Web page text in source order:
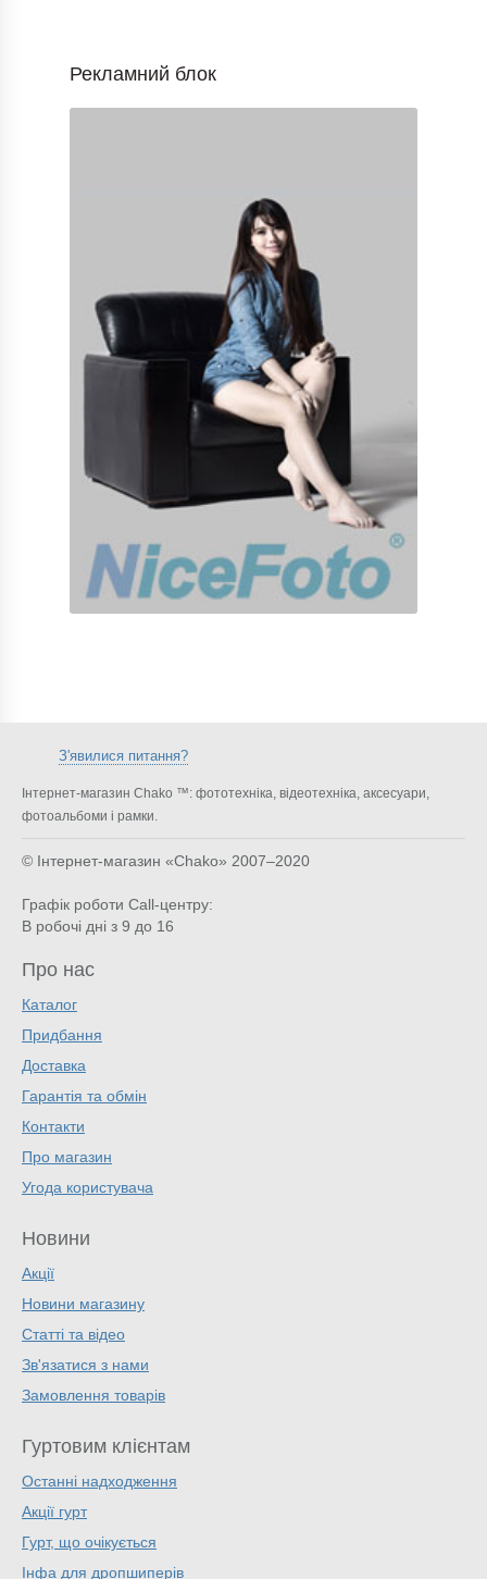
Рекламний блок
З'явилися питання?
Інтернет-магазин Chako ™: фототехніка, відеотехніка, аксесуари,
фотоальбоми і рамки.
© Інтернет-магазин «Chako» 2007–2020
Графік роботи Call-центру:
В робочі дні з 9 до 16
Про нас
Каталог
Придбання
Доставка
Гарантія та обмін
Контакти
Про магазин
Угода користувача
Новини
Акції
Новини магазину
Статті та відео
Зв'язатися з нами
Замовлення товарів
Гуртовим клієнтам
Останні надходження
Акції гурт
Гурт, що очікується
Інфа для дропшиперів